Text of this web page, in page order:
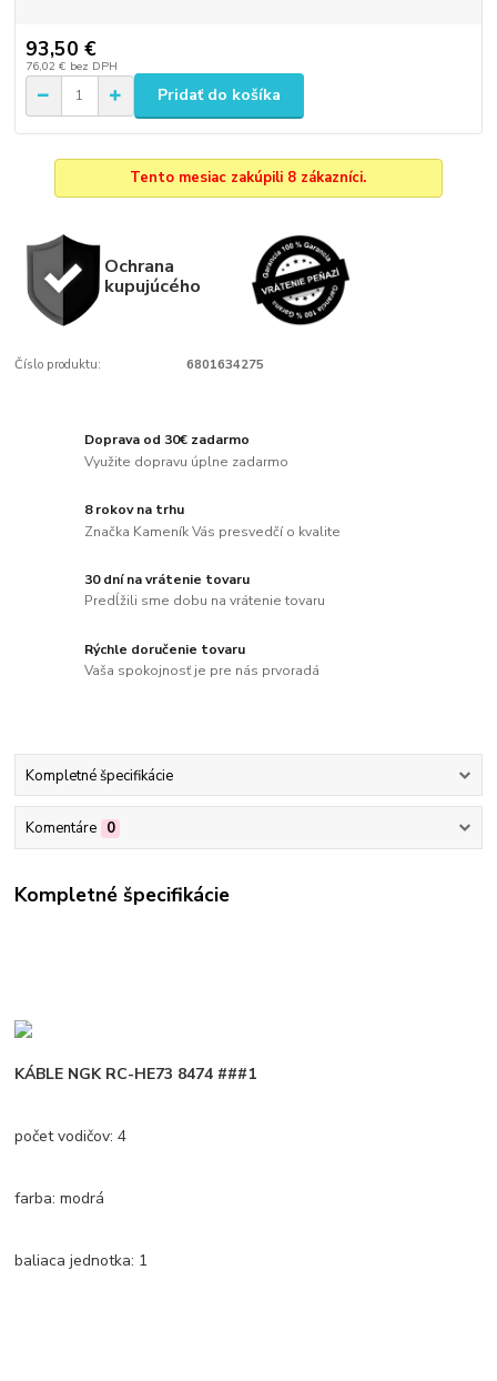
93,50 €
76,02 € bez DPH
Pridať do košíka
Tento mesiac zakúpili 8 zákazníci.
Ochrana
kupujúcého
Číslo produktu: 6801634275
Doprava od 30€ zadarmo
Využite dopravu úplne zadarmo
8 rokov na trhu
Značka Kameník Vás presvedčí o kvalite
30 dní na vrátenie tovaru
Predĺžili sme dobu na vrátenie tovaru
Rýchle doručenie tovaru
Vaša spokojnosť je pre nás prvoradá
Kompletné špecifikácie
Komentáre 0
Kompletné špecifikácie
KÁBLE NGK RC-HE73 8474 ###1
počet vodičov: 4
farba: modrá
baliaca jednotka: 1